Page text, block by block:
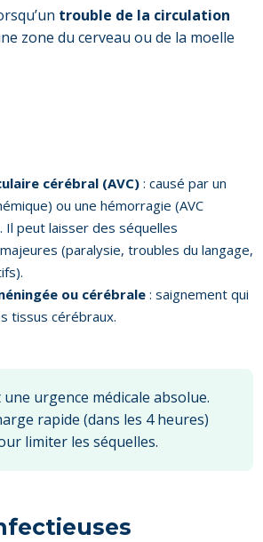
trouble de la circulation
zone du cerveau ou de la moelle
cérébral (AVC) : causé par un
ou une hémorragie (AVC
Il peut laisser des séquelles
(paralysie, troubles du langage,
ou cérébrale : saignement qui
tissus cérébraux.
urgence médicale absolue.
rapide (dans les 4 heures)
limiter les séquelles.